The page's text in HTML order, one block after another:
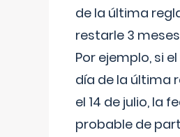
de la última
restarle 3
Por ejemplo, si
día de la última
el 14 de julio, la
probable de